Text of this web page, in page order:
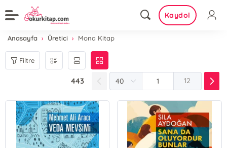
Kaydol
Anasayfa Üretici Mona Kitap
Filtre
443 12